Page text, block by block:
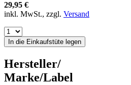
29,95 €
inkl. MwSt., zzgl. Versand
In die Einkaufstüte legen
Hersteller/
Marke/Label